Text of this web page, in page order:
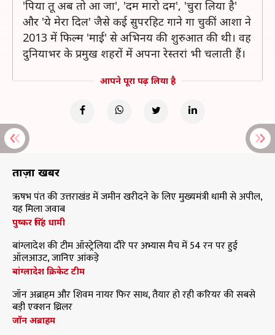
'पिया तू अब तो आ जा', 'दम मारो दम', 'चुरा लिया है'
और 'ये मेरा दिल' जैसे कई सुपरहिट गाने गा चुकीं आशा ने
2013 में फिल्म 'माई' से अभिनय की शुरुआत की थी। वह
दुनियाभर के प्रमुख शहरों में अपना रेस्तरां भी चलाती हैं।
आपने पूरा पढ़ लिया है
ताज़ा खबरें
ऋषभ पंत की उत्तराखंड में जमीन खरीदने के लिए मुख्यमंत्री धामी से अपील,
यह मिला जवाब
पुष्कर सिंह धामी
बांग्लादेश की टीम ऑस्ट्रेलिया दौरे पर अभ्यास मैच में 54 रन पर हुई
ऑलआउट, जानिए आंकड़े
बांग्लादेश क्रिकेट टीम
जॉन अब्राहम और शिवम नायर फिर साथ, तैयार हो रही करियर की सबसे
बड़ी एक्शन थ्रिलर
जॉन अब्राहम